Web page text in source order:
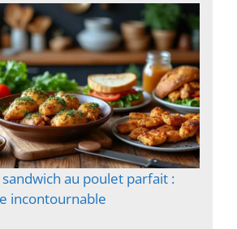
sandwich au poulet parfait :
incontournable